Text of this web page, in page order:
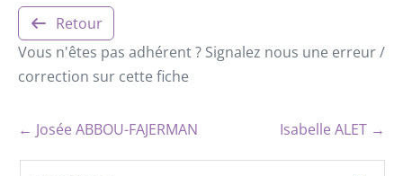
Retour
Vous n'êtes pas adhérent ? Signalez nous une erreur /
correction sur cette fiche
← Josée ABBOU-FAJERMAN Isabelle ALET →